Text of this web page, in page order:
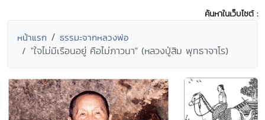
ค้นหาในเว็บไซต์ :
หน้าแรก ธรรมะจากหลวงพ่อ
"ใจไม่มีเรือนอยู่ คือไม่ภาวนา" (หลวงปู่สิม พุทธาจาโร)